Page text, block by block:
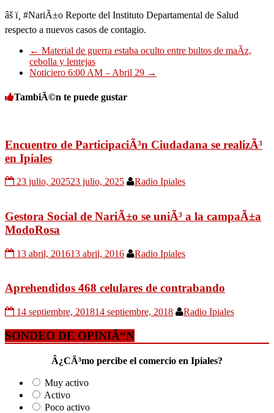
âš ï¸ #NariÃ±o Reporte del Instituto Departamental de Salud
respecto a nuevos casos de contagio.
← Material de guerra estaba oculto entre bultos de maÃ­z,
cebolla y lentejas
Noticiero 6:00 AM – Abril 29 →
TambiÃ©n te puede gustar
Encuentro de ParticipaciÃ³n Ciudadana se realizÃ³
en Ipiales
23 julio, 202523 julio, 2025 Radio Ipiales
Gestora Social de NariÃ±o se uniÃ³ a la campaÃ±a
ModoRosa
13 abril, 201613 abril, 2016 Radio Ipiales
Aprehendidos 468 celulares de contrabando
14 septiembre, 201814 septiembre, 2018 Radio Ipiales
SONDEO DE OPINIÃ“N
Â¿CÃ³mo percibe el comercio en Ipiales?
Muy activo
Activo
Poco activo